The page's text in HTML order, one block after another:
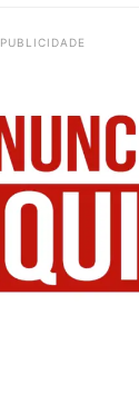
PUBLICIDADE